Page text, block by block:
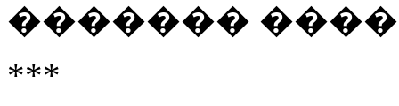
�������
***